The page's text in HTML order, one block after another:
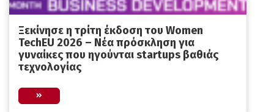
Ξεκίνησε η τρίτη έκδοση του Women
TechEU 2026 – Νέα πρόσκληση για
γυναίκες που ηγούνται startups βαθιάς
τεχνολογίας